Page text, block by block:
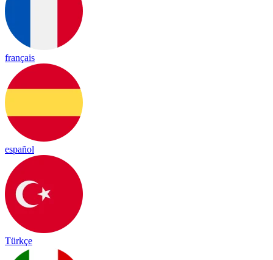
français
español
Türkçe